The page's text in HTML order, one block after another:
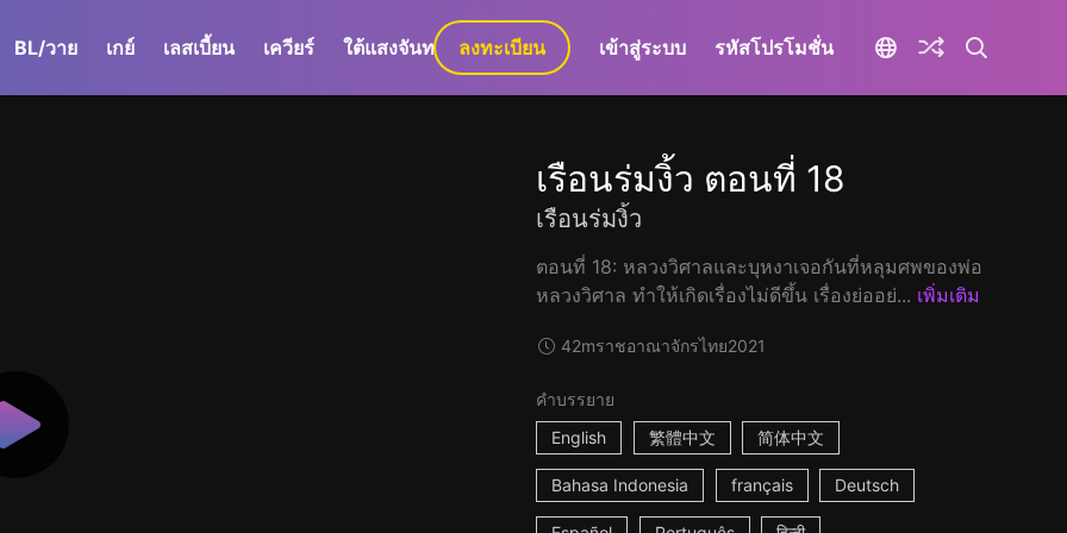
BL/วาย เกย์ เลสเบี้ยน เควียร์ ใต้แสงจันทร์ GaLa+
ลงทะเบียน เข้าสู่ระบบ รหัสโปรโมชั่น
เรือนร่มงิ้ว ตอนที่ 18
เรือนร่มงิ้ว
ตอนที่ 18: หลวงวิศาลและบุหงาเจอกันที่หลุมศพของพ่อ
หลวงวิศาล ทำให้เกิดเรื่องไม่ดีขึ้น เรื่องย่ออย่... เพิ่มเติม
42mราชอาณาจักรไทย2021
คำบรรยาย
English
繁體中文 简体中文
Bahasa Indonesia français Deutsch